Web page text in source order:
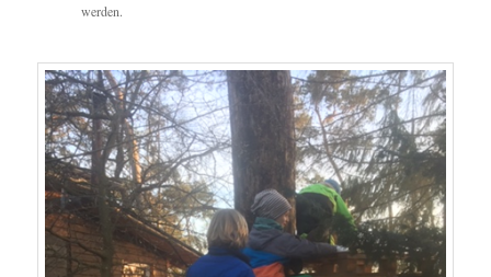
werden.